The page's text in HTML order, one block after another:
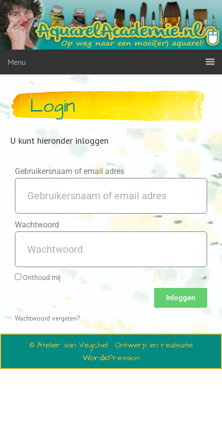
Menu
Login
U kunt hieronder inloggen
Gebruikersnaam of email adres
Wachtwoord
Onthoud mij
Inloggen
Wachtwoord vergeten?
© Atelier van Vegchel · Ontwerp en realisatie
WordXPression